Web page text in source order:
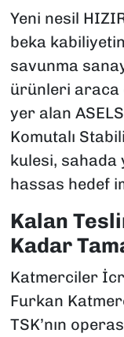
Yeni nesil
beka
savunma
ürünleri araca
yer alan
Komutalı
kulesi, sahada
hassas hedef
Kalan
Kadar
Katmerciler
Furkan
TSK’nın